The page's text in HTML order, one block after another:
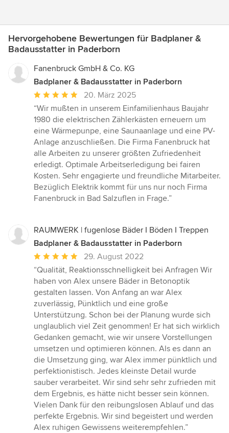
Hervorgehobene Bewertungen für Badplaner &
Badausstatter in Paderborn
Fanenbruck GmbH & Co. KG
Badplaner & Badausstatter in Paderborn
Durchschnittliche
Bewertung:
5
von
5
Sternen
20. März 2025
“Wir mußten in unserem Einfamilienhaus Baujahr
1980 die elektrischen Zählerkästen erneuern um
eine Wärmepunpe, eine Saunaanlage und eine PV-
Anlage anzuschließen. Die Firma Fanenbruck hat
alle Arbeiten zu unserer größten Zufriedenheit
erledigt. Optimale Arbeitserledigung bei fairen
Kosten. Sehr engagierte und freundliche Mitarbeiter.
Bezüglich Elektrik kommt für uns nur noch Firma
Fanenbruck in Bad Salzuflen in Frage.”
RAUMWERK | fugenlose Bäder I Böden I Treppen
Badplaner & Badausstatter in Paderborn
Durchschnittliche
Bewertung:
5
von
5
Sternen
29. August 2022
“Qualität, Reaktionsschnelligkeit bei Anfragen Wir
haben von Alex unsere Bäder in Betonoptik
gestalten lassen. Von Anfang an war Alex
zuverlässig, Pünktlich und eine große
Unterstützung. Schon bei der Planung wurde sich
unglaublich viel Zeit genommen! Er hat sich wirklich
Gedanken gemacht, wie wir unsere Vorstellungen
umsetzen und optimieren können. Als es dann an
die Umsetzung ging, war Alex immer pünktlich und
perfektionistisch. Jedes kleinste Detail wurde
sauber verarbeitet. Wir sind sehr sehr zufrieden mit
dem Ergebnis, es hätte nicht besser sein können.
Vielen Dank für den reibungslosen Ablauf und das
perfekte Ergebnis. Wir sind begeistert und werden
Alex ruhigen Gewissens weiterempfehlen.”